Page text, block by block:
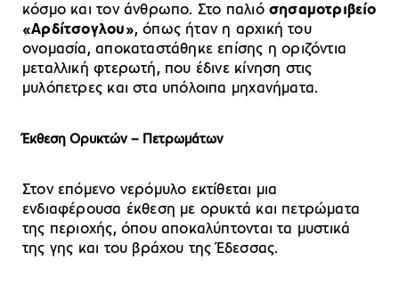
κόσμο και τον άνθρωπο. Στο παλιόσησαμοτριβείο
«Αρδίτσογλου», όπως ήταν η αρχική του
ονομασία, αποκαταστάθηκε επίσης η οριζόντια
μεταλλική φτερωτή, που έδινε κίνηση στις
μυλόπετρες και στα υπόλοιπα μηχανήματα.
Έκθεση Ορυκτών – Πετρωμάτων
Στον επόμενο νερόμυλο εκτίθεται μια
ενδιαφέρουσα έκθεση με ορυκτά και πετρώματα
της περιοχής, όπου αποκαλύπτονται τα μυστικά
της γης και του βράχου της Έδεσσας.